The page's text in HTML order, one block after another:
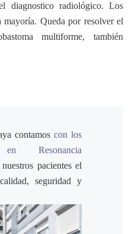
diagnostico radiológico. Los
mayoría. Queda por resolver el
multiforme, también
contamos con los
Resonancia
pacientes el
seguridad y